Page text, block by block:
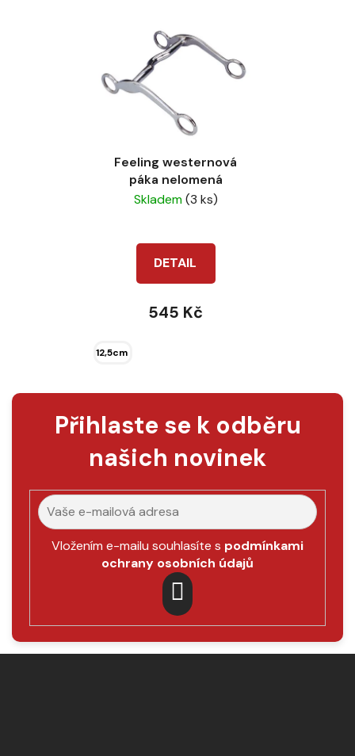
Feeling westernová
páka nelomená
Skladem(3 ks)
DETAIL
545 Kč
12,5cm
Přihlaste se k odběru
našich novinek
Vložením e-mailu souhlasíte s podmínkami
ochrany osobních údajů
PŘIHLÁSIT
SE